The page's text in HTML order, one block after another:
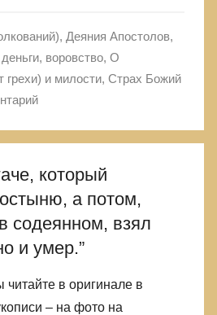
, Деяния Апостолов,
воровство, О
и милости, Страх Божий
который
а потом,
содеянном, взял
и умер.”
в оригинале в
– на фото на